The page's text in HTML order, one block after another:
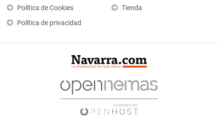
Política de Cookies
Política de privacidad
Tienda